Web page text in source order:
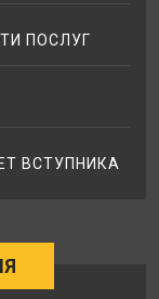
ПОСЛУГ
ВСТУПНИКА